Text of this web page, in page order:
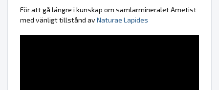
För att gå längre i kunskap om samlarmineralet Ametist
med vänligt tillstånd avNaturae Lapides